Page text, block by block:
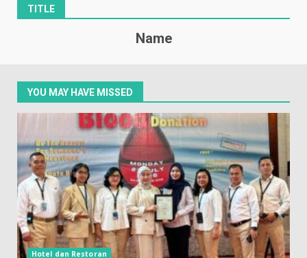
TITLE
Name
YOU MAY HAVE MISSED
Hotel dan Restoran